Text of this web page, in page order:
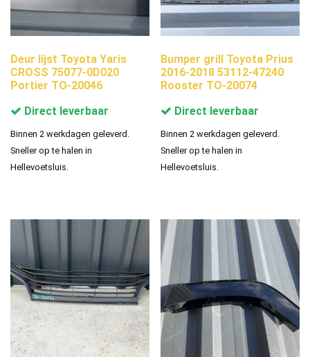
Deur lijst Toyota Yaris
CROSS 75077-0D020
Portier TO-20046
Direct leverbaar
Binnen 2 werkdagen geleverd.
Sneller op te halen in
Hellevoetsluis.
Bumper grill Toyota Prius
2016-2018 53112-47240
Rooster TO-20074
Direct leverbaar
Binnen 2 werkdagen geleverd.
Sneller op te halen in
Hellevoetsluis.